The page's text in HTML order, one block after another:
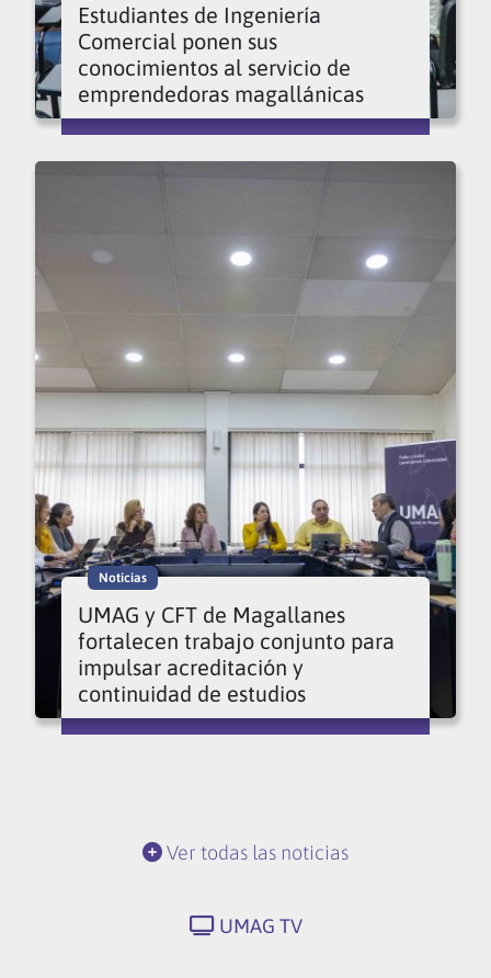
Estudiantes de Ingeniería
Comercial ponen sus
conocimientos al servicio de
emprendedoras magallánicas
Noticias
UMAG y CFT de Magallanes
fortalecen trabajo conjunto para
impulsar acreditación y
continuidad de estudios
Ver todas las noticias
UMAG TV